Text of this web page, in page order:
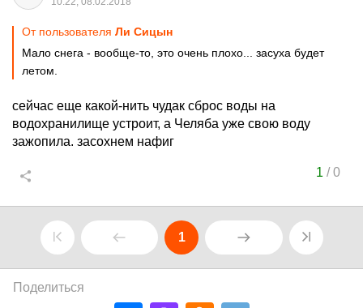
От пользователя Ли Сицын
Мало снега - вообще-то, это очень плохо... засуха будет
летом.
сейчас еще какой-нить чудак сброс воды на
водохранилище устроит, а Челяба уже свою воду
зажопила. засохнем нафиг
1 /0
1
Поделиться